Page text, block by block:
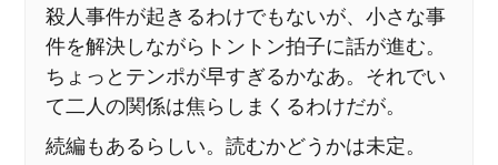
殺人事件が起きるわけでもないが、小さな事
件を解決しながらトントン拍子に話が進む。
ちょっとテンポが早すぎるかなあ。それでい
て二人の関係は焦らしまくるわけだが。
続編もあるらしい。読むかどうかは未定。